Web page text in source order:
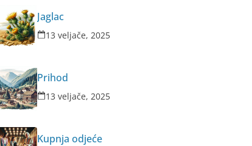
Jaglac
13 veljače, 2025
Prihod
13 veljače, 2025
Kupnja odjeće